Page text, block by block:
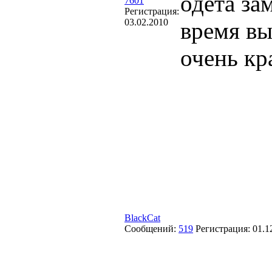
Регистрация:
03.02.2010
время
очень
BlackCat
Сообщений: 519 Регистрация: